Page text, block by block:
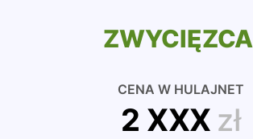
ZWYCIĘZCA
CENA W HULAJNET
2 XXX zł